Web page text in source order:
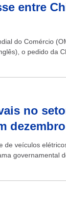
entre
do Comércio
o pedido da
no
dezembro
de veículos
governamental